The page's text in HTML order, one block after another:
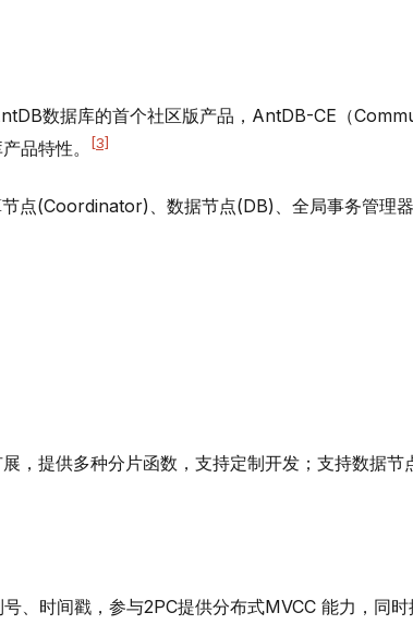
数据库的首个社区版产品，AntDB-CE（
品特性。
[3]
点(Coordinator)、数据节点(DB)、全局事务管理器
，提供多种分片函数，支持定制开发；支持数据节
、时间戳，参与2PC提供分布式MVCC 能力，同时